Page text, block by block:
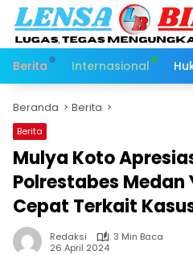
Langsung
konten
Berita
Internasional
Beranda Berita
Berita
Mulya Koto
Polrestabes Medan
Cepat Terkait
Redaksi
3 Min Baca
26 April 2024